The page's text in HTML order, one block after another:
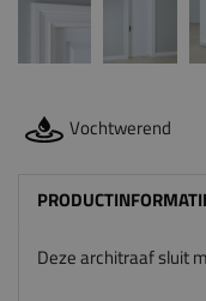
Vochtwerend
Deze architraaf sluit